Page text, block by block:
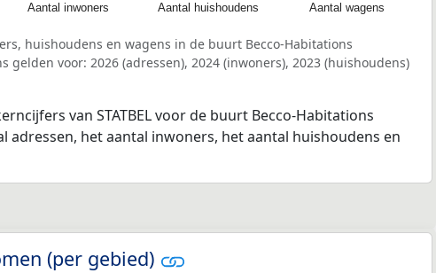
Aantal inwoners Aantal huishoudens Aantal wagens
huishoudens en wagens in de buurt Becco-Habitations
gelden voor: 2026 (adressen), 2024 (inwoners), 2023 (huishoudens)
van STATBEL voor de buurt Becco-Habitations
adressen, het aantal inwoners, het aantal huishoudens en
(per gebied)